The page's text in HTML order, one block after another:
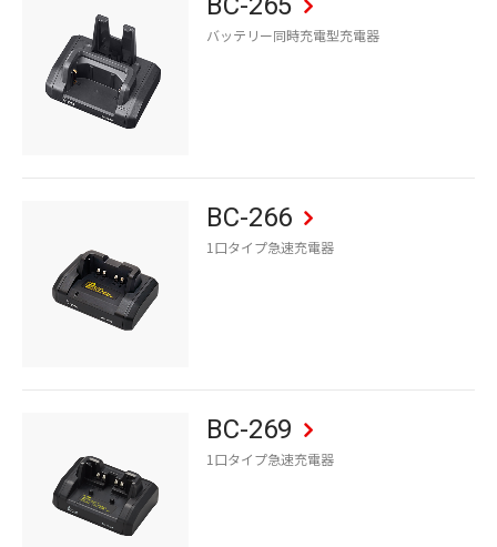
バッテリー同時充電型充電器
BC-266
1口タイプ急速充電器
BC-269
1口タイプ急速充電器